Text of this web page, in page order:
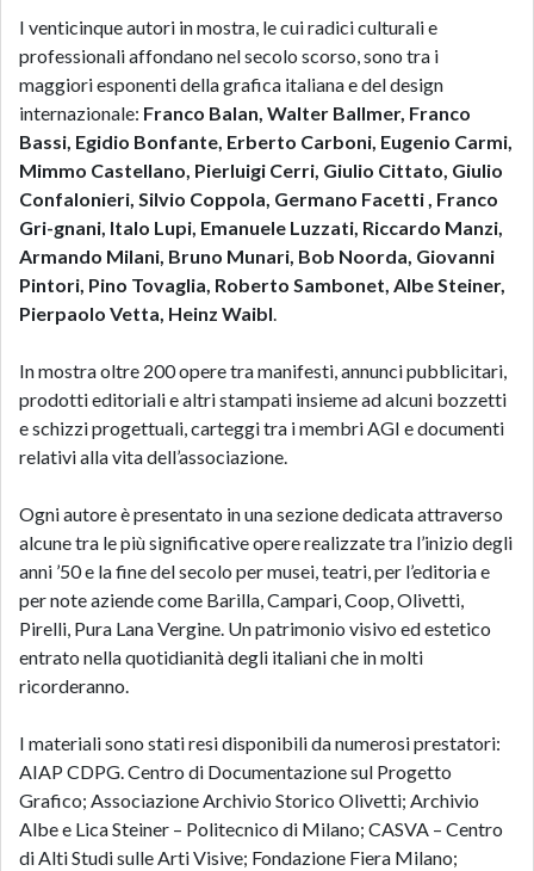
I venticinque autori in mostra, le cui radici culturali e
professionali affondano nel secolo scorso, sono tra i
maggiori esponenti della grafica italiana e del design
internazionale: Franco Balan, Walter Ballmer, Franco
Bassi, Egidio Bonfante, Erberto Carboni, Eugenio Carmi,
Mimmo Castellano, Pierluigi Cerri, Giulio Cittato, Giulio
Confalonieri, Silvio Coppola, Germano Facetti , Franco
Gri-gnani, Italo Lupi, Emanuele Luzzati, Riccardo Manzi,
Armando Milani, Bruno Munari, Bob Noorda, Giovanni
Pintori, Pino Tovaglia, Roberto Sambonet, Albe Steiner,
Pierpaolo Vetta, Heinz Waibl.
In mostra oltre 200 opere tra manifesti, annunci pubblicitari,
prodotti editoriali e altri stampati insieme ad alcuni bozzetti
e schizzi progettuali, carteggi tra i membri AGI e documenti
relativi alla vita dell’associazione.
Ogni autore è presentato in una sezione dedicata attraverso
alcune tra le più significative opere realizzate tra l’inizio degli
anni ’50 e la fine del secolo per musei, teatri, per l’editoria e
per note aziende come Barilla, Campari, Coop, Olivetti,
Pirelli, Pura Lana Vergine. Un patrimonio visivo ed estetico
entrato nella quotidianità degli italiani che in molti
ricorderanno.
I materiali sono stati resi disponibili da numerosi prestatori:
AIAP CDPG. Centro di Documentazione sul Progetto
Grafico; Associazione Archivio Storico Olivetti; Archivio
Albe e Lica Steiner – Politecnico di Milano; CASVA – Centro
di Alti Studi sulle Arti Visive; Fondazione Fiera Milano;